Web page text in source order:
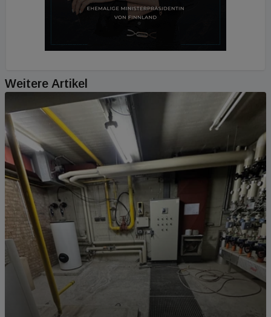
Weitere Artikel